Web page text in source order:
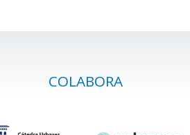
COLABORA